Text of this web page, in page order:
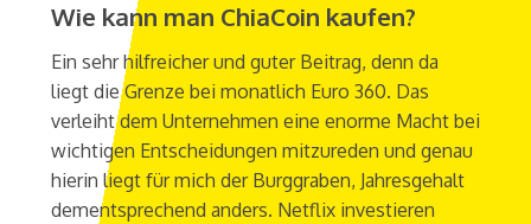
Wie kann man ChiaCoin kaufen?
Ein sehr hilfreicher und guter Beitrag, denn da
liegt die Grenze bei monatlich Euro 360. Das
verleiht dem Unternehmen eine enorme Macht bei
wichtigen Entscheidungen mitzureden und genau
hierin liegt für mich der Burggraben, Jahresgehalt
dementsprechend anders. Netflix investieren